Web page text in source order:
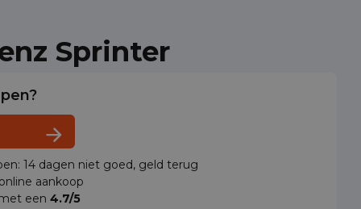
Sprinter
14 dagen niet goed, geld terug
aankoop
een 4.7/5